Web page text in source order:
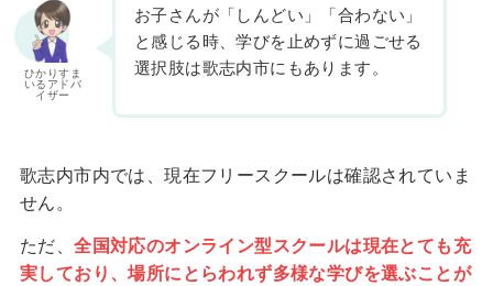
ひかりすま
いるアドバ
イザー
お子さんが「しんどい」「合わない」
と感じる時、学びを止めずに過ごせる
選択肢は歌志内市にもあります。
歌志内市内では、現在フリースクールは確認されていま
せん。
ただ、全国対応のオンライン型スクールは現在とても充
実しており、場所にとらわれず多様な学びを選ぶことが